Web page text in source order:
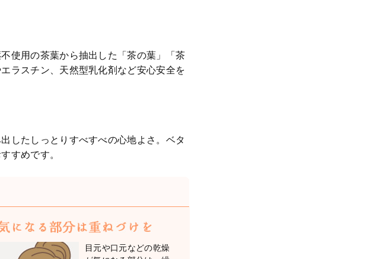
不使用の茶葉から抽出した「茶の葉」「茶
ラスチン、天然型乳化剤など安心安全を
したしっとりすべすべの心地よさ。 ベタ
すめです。
目元や口元などの乾燥